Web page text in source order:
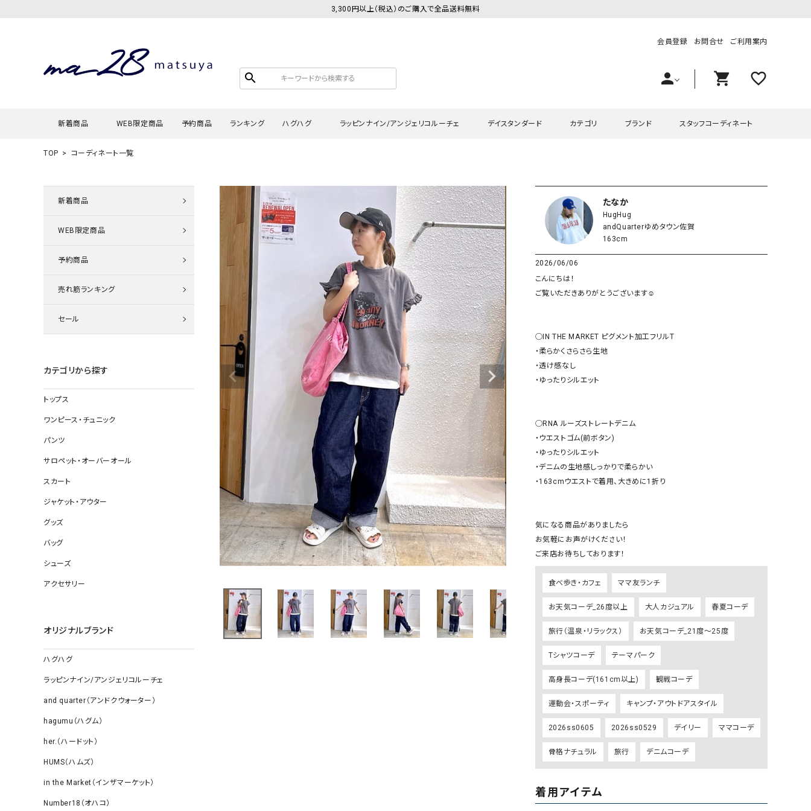
3,300円以上（税込）のご購入で全品送料無料
search
会員登録 お問合せ ご利用案内
person shopping_cart favorite_outline
新着商品 WEB限定商品 予約商品 ランキング ハグハグ
タンクトップ・キャミソール
カーディガン・ベスト
シャツ・ブラウス
スウェット・パーカー
チュニック
その他のパンツ
デニムパンツ
ロング・マキシ丈
その他スカート
ジャケット
コート
すべて見る
バッグ
靴
帽子
ソックス
その他雑貨
ラッピンナイン/アンジェリコルーチェ
カーディガン
ベスト
タンクトップ・キャミソール
チュニック
デニムパンツ
その他のパンツ
ロング・マキシ丈
その他スカート
ジャケット
その他アウター
バッグ
シューズ
アクセサリー
すべて見る
デイスタンダード
カーディガン・ベスト
シャツ・ブラウス
スウェット・パーカー
ニット
チュニック
その他のパンツ
デニムパンツ その他スカート
ジャケット
コート
ガウン
バッグ
靴
帽子
ソックス・その他雑貨
カテゴリ
ワンピース・チュニック
サロペット・オーバーオール
スカート
ジャケット・アウター
グッズ
ワンピース・チュニック
グッズ
ブランド
ラッピンナイン/アンジェリコルーチェ
hagumu（ハグム）
her.（ハードット）
and quarter（アンドクウォーター） HUMS（ハムズ）
Wrapin nine9（ラッピンナイン）
120%lino（ワンハンドレッドトゥエンティ
adidas（アディダス）
Antiquite's（アンティークス）
blue willow（ブルーウィロー） Osmosis（オズモシス）
blue willow（ブルーウィロー） prit（プリット）
CUBE SUGAR（キューブシュガー） PUMA（プーマ）
ルスター）
Champion（チャンピオン） RED CARD（レッドカード）
DENIM DUNGAREE（デニムダンガリー） SO（エスオー）
EVOL（イーボル）
ダ）
Emma Taylor（エマテイラー）
FLAVOR TEE（フレーバーティー） squady by graphite（スカ
スタッフコーディネート
TOP コーディネート一覧
新着商品
WEB限定商品
予約商品
売れ筋ランキング
セール
カテゴリから探す
トップス
ワンピース・チュニック
パンツ
サロペット・オーバーオール
スカート
ジャケット・アウター
グッズ
バッグ
シューズ
アクセサリー
オリジナルブランド
ハグハグ
ラッピンナイン/アンジェリコルーチェ
and quarter（アンドクウォーター）
hagumu（ハグム）
her.（ハードット）
HUMS（ハムズ）
in the Market（インザマーケット）
Number18（オハコ）
たなか
HugHug
andQuarterゆめタウン佐賀
163cm
2026/06/06
こんにちは！
ご覧いただきありがとうございます☺︎
◯IN THE MARKET ピグメント加工フリルT
・柔らかくさらさら生地
・透け感なし
・ゆったりシルエット
◯RNA ルーズストレートデニム
・ウエストゴム(前ボタン)
・ゆったりシルエット
・デニムの生地感しっかりで柔らかい
・163cmウエストで着用、大きめに1折り
気になる商品がありましたら
お気軽にお声がけください！
ご来店お待ちしております！
食べ歩き・カフェ ママ友ランチ
お天気コーデ_26度以上 大人カジュアル 春夏コーデ
旅行（温泉・リラックス） お天気コーデ_21度～25度
Tシャツコーデ テーマパーク
高身長コーデ(161cm以上) 観戦コーデ
運動会・スポーティ キャンプ・アウトドアスタイル
2026ss0605 2026ss0529 デイリー ママコーデ
骨格ナチュラル 旅行 デニムコーデ
着用アイテム